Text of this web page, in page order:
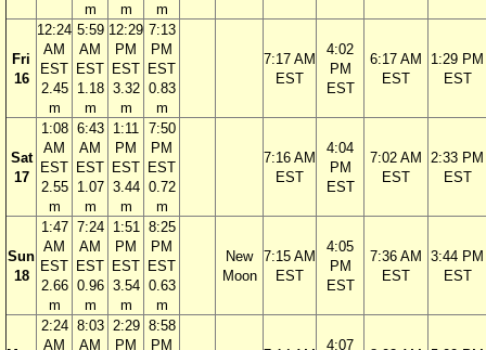
m
m
m
Fri
16
12:24
AM
EST
2.45
m
5:59
AM
EST
1.18
m
12:29
PM
EST
3.32
m
7:13
PM
EST
0.83
m
7:17 AM
EST
4:02
PM
EST
6:17 AM
EST
1:29 PM
EST
Sat
17
1:08
AM
EST
2.55
m
6:43
AM
EST
1.07
m
1:11
PM
EST
3.44
m
7:50
PM
EST
0.72
m
7:16 AM
EST
4:04
PM
EST
7:02 AM
EST
2:33 PM
EST
Sun
18
1:47
AM
EST
2.66
m
7:24
AM
EST
0.96
m
1:51
PM
EST
3.54
m
8:25
PM
EST
0.63
m
New
Moon
7:15 AM
EST
4:05
PM
EST
7:36 AM
EST
3:44 PM
EST
2:24
AM
8:03
AM
2:29
PM
8:58
PM
4:07